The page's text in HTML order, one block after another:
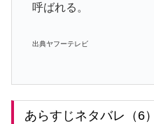
呼ばれる。
出典ヤフーテレビ
あらすじネタバレ（6）